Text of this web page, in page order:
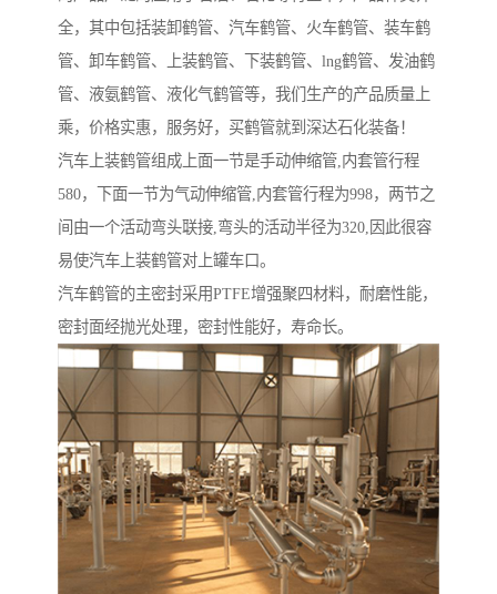
全，其中包括装卸鹤管、汽车鹤管、火车鹤管、装车鹤
管、卸车鹤管、上装鹤管、下装鹤管、lng鹤管、发油鹤
管、液氨鹤管、液化气鹤管等，我们生产的产品质量上
乘，价格实惠，服务好，买鹤管就到深达石化装备！
汽车上装鹤管组成上面一节是手动伸缩管,内套管行程
580，下面一节为气动伸缩管,内套管行程为998，两节之
间由一个活动弯头联接,弯头的活动半径为320,因此很容
易使汽车上装鹤管对上罐车口。
汽车鹤管的主密封采用PTFE增强聚四材料，耐磨性能，
密封面经抛光处理，密封性能好，寿命长。